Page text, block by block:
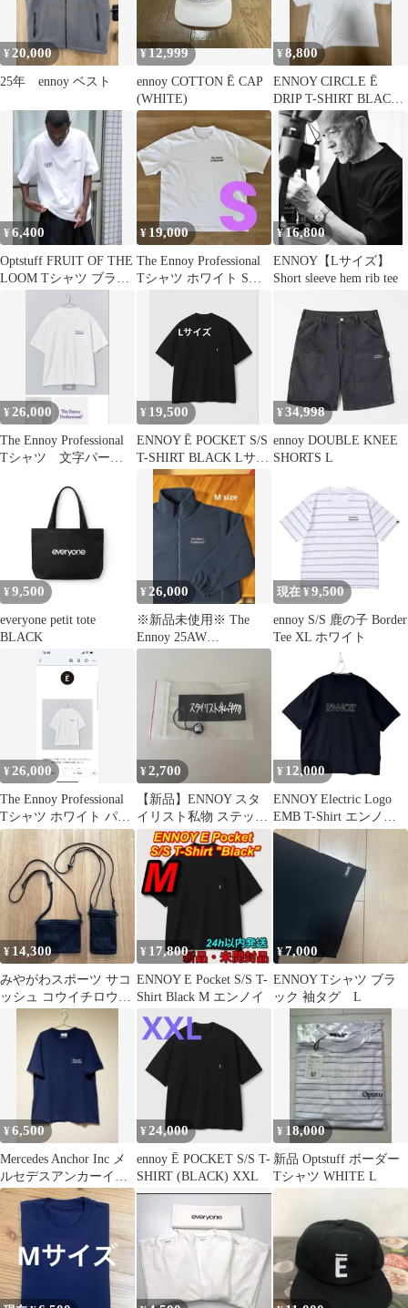
¥ 20,000
25年 ennoy ベスト
¥12,999
ennoy COTTON Ē CAP
(WHITE)
¥8,800
ENNOY CIRCLE Ē
DRIP T-SHIRT BLACK
M
¥6,400
Optstuff FRUIT OF THE
LOOM Tシャツ ブラッ
¥ 19,000
The Ennoy Professional
Tシャツ ホワイト Sサ
¥16,800
ENNOY【Lサイズ】
Short sleeve hem rib tee
¥ 26,000
The Ennoy Professional
Tシャツ 文字パープ
¥ 19,500
ENNOY Ē POCKET S/S
T-SHIRT BLACK Lサイ
¥34,998
ennoy DOUBLE KNEE
SHORTS L
¥ 9,500
everyone petit tote
BLACK
¥26,000
※新品未使用※ The
Ennoy 25AW
FleeceJacket M
現在 ¥ 9,500
ennoy S/S 鹿の子 Border
Tee XL ホワイト
¥26,000
The Ennoy Professional
Tシャツ ホワイト パー
プル S
¥2,700
【新品】ENNOY スタ
イリスト私物 ステッカ
ー エンノイ
¥ 12,000
ENNOY Electric Logo
EMB T-Shirt エンノイ
黒
¥ 14,300
みやがわスポーツ サコ
ッシュ コウイチロウサ
ン ennoy 新品 2セット
¥ 17,800
ENNOY E Pocket S/S T-
Shirt Black M エンノイ
¥7,000
ENNOY Tシャツ ブラ
ック 袖タグ L
¥6,500
Mercedes Anchor Inc メ
ルセデスアンカーイン
ク TEEネイビー
¥24,000
ennoy Ē POCKET S/S T-
SHIRT (BLACK) XXL
¥ 18,000
新品 Optstuff ボーダー
Tシャツ WHITE L